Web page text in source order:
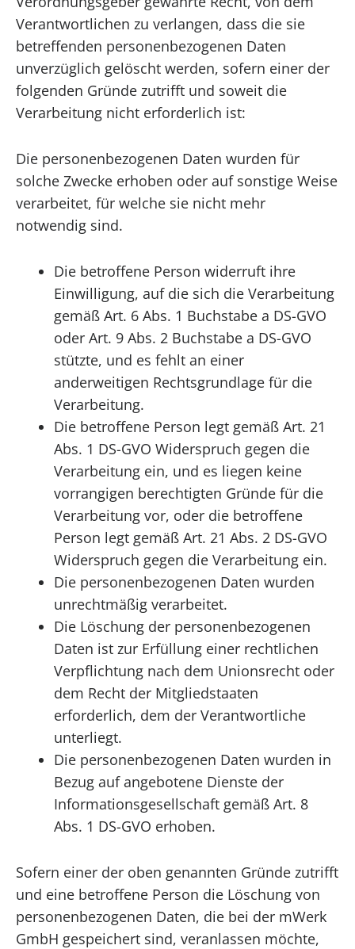
Verantwortlichen zu verlangen, dass die sie
betreffenden personenbezogenen Daten
unverzüglich gelöscht werden, sofern einer der
folgenden Gründe zutrifft und soweit die
Verarbeitung nicht erforderlich ist:
Die personenbezogenen Daten wurden für
solche Zwecke erhoben oder auf sonstige Weise
verarbeitet, für welche sie nicht mehr
notwendig sind.
Die betroffene Person widerruft ihre
Einwilligung, auf die sich die Verarbeitung
gemäß Art. 6 Abs. 1 Buchstabe a DS-GVO
oder Art. 9 Abs. 2 Buchstabe a DS-GVO
stützte, und es fehlt an einer
anderweitigen Rechtsgrundlage für die
Verarbeitung.
Die betroffene Person legt gemäß Art. 21
Abs. 1 DS-GVO Widerspruch gegen die
Verarbeitung ein, und es liegen keine
vorrangigen berechtigten Gründe für die
Verarbeitung vor, oder die betroffene
Person legt gemäß Art. 21 Abs. 2 DS-GVO
Widerspruch gegen die Verarbeitung ein.
Die personenbezogenen Daten wurden
unrechtmäßig verarbeitet.
Die Löschung der personenbezogenen
Daten ist zur Erfüllung einer rechtlichen
Verpflichtung nach dem Unionsrecht oder
dem Recht der Mitgliedstaaten
erforderlich, dem der Verantwortliche
unterliegt.
Die personenbezogenen Daten wurden in
Bezug auf angebotene Dienste der
Informationsgesellschaft gemäß Art. 8
Abs. 1 DS-GVO erhoben.
Sofern einer der oben genannten Gründe zutrifft
und eine betroffene Person die Löschung von
personenbezogenen Daten, die bei der mWerk
GmbH gespeichert sind, veranlassen möchte,